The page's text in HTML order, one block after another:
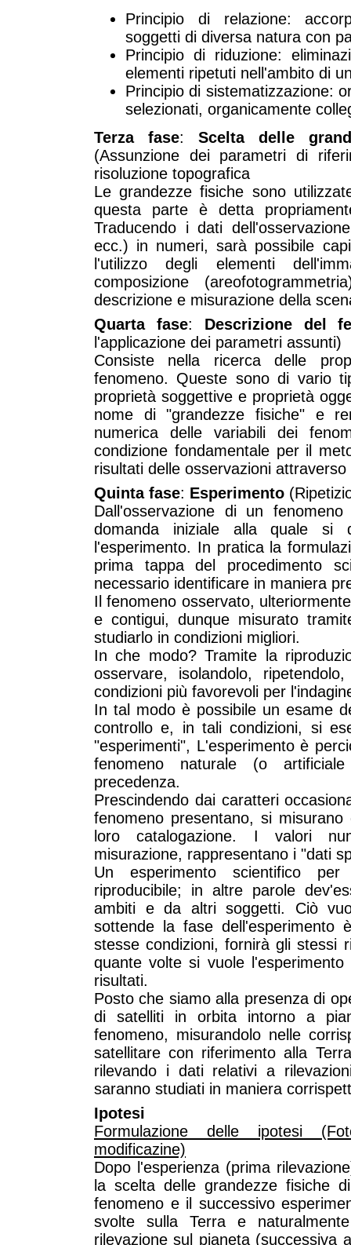
Principio di relazione:
soggetti di diversa natura con
Principio di riduzione:
elementi ripetuti nell'ambito di
Principio di sistematizzazione:
selezionati, organicamente
Terza fase: Scelta delle
(Assunzione dei parametri di
risoluzione topografica
Le grandezze fisiche sono
questa parte è detta
Traducendo i dati
ecc.) in numeri, sarà possibile
l'utilizzo degli elementi
composizione
descrizione e misurazione della
Quarta fase: Descrizione del
l'applicazione dei parametri assunti)
Consiste nella ricerca delle
fenomeno. Queste sono di vario
proprietà soggettive e proprietà
nome di "grandezze fisiche" e
numerica delle variabili dei
condizione fondamentale per il
risultati delle osservazioni attraverso
Quinta fase: Esperimento
Dall'osservazione di un
domanda iniziale alla quale si
l'esperimento. In pratica la
prima tappa del procedimento
necessario identificare in maniera
Il fenomeno osservato,
e contigui, dunque misurato
studiarlo in condizioni migliori.
In che modo? Tramite la
osservare, isolandolo,
condizioni più favorevoli per
In tal modo è possibile un esame
controllo e, in tali condizioni, si
"esperimenti", L'esperimento è
fenomeno naturale (o
precedenza.
Prescindendo dai caratteri
fenomeno presentano, si
loro catalogazione. I valori
misurazione, rappresentano i "dati
Un esperimento scientifico
riproducibile; in altre parole
ambiti e da altri soggetti. Ciò
sottende la fase dell'esperimento
stesse condizioni, fornirà gli stessi
quante volte si vuole
risultati.
Posto che siamo alla presenza di
di satelliti in orbita intorno a
fenomeno, misurandolo nelle
satellitare con riferimento alla
rilevando i dati relativi a
saranno studiati in maniera
Ipotesi
Formulazione delle ipotesi
modificazine)
Dopo l'esperienza (prima
la scelta delle grandezze fisiche
fenomeno e il successivo
svolte sulla Terra e
rilevazione sul pianeta (successiva